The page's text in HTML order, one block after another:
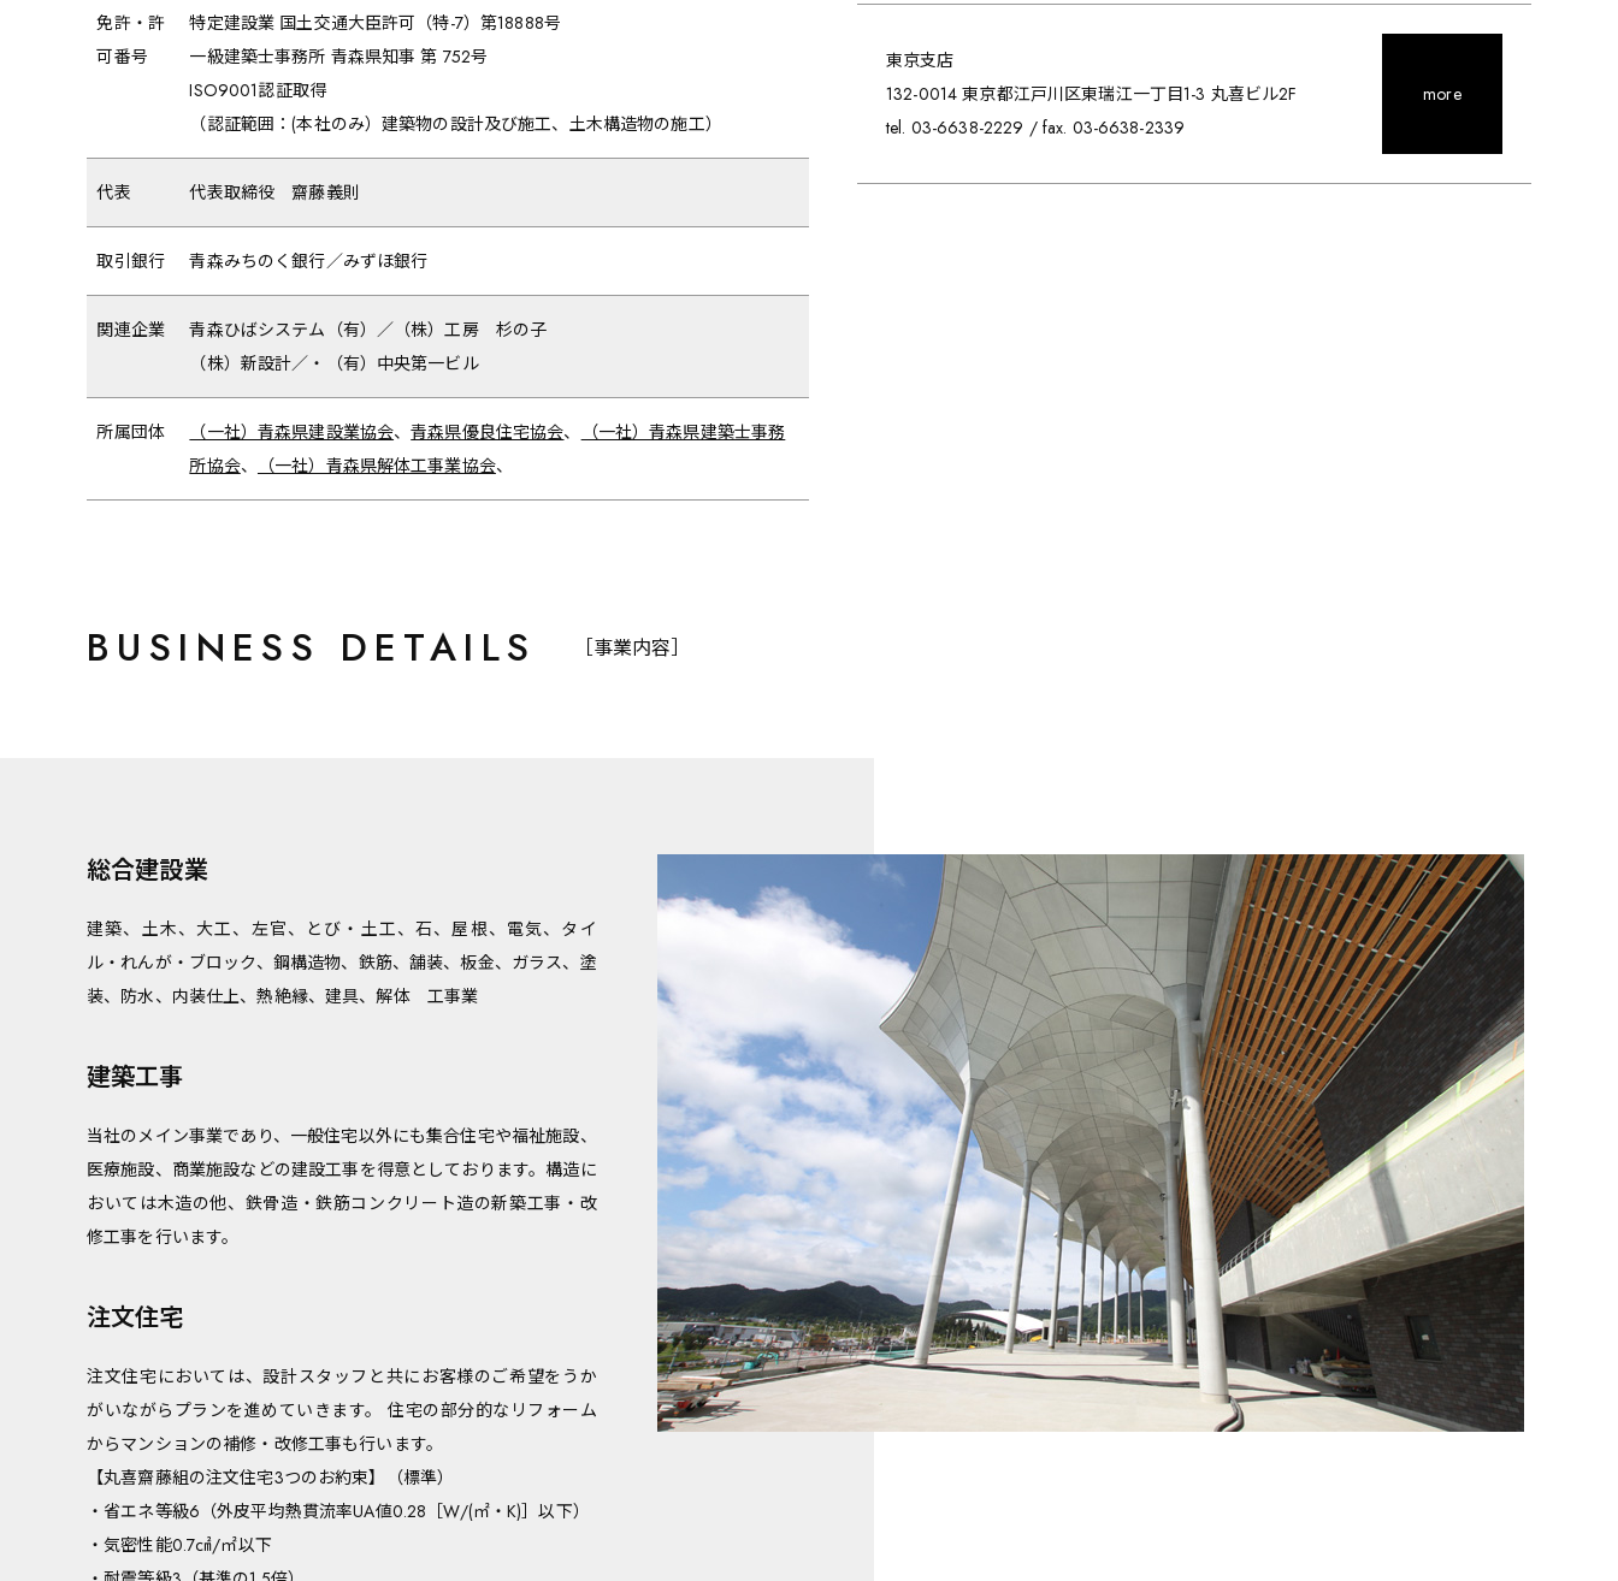
免許・許
可番号
特定建設業 国土交通大臣許可（特-7）第18888号
一級建築士事務所 青森県知事 第 752号
ISO9001認証取得
（認証範囲：(本社のみ）建築物の設計及び施工、土木構造物の施工）
代表 代表取締役 齋藤義則
取引銀行 青森みちのく銀行／みずほ銀行
関連企業
青森ひばシステム（有）／（株）工房 杉の子
（株）新設計／・（有）中央第一ビル
所属団体 （一社）青森県建設業協会、青森県優良住宅協会、
（一社）青森県建築士事務
所協会、 （一社）青森県解体工事業協会、
東京支店
132-0014 東京都江戸川区東瑞江一丁目1-3 丸喜ビル2F
tel. 03-6638-2229 / fax. 03-6638-2339
more
BUSINESS DETAILS ［事業内容］
総合建設業
建築、土木、大工、左官、とび・土工、石、屋根、電気、タイ
ル・れんが・ブロック、鋼構造物、鉄筋、舗装、板金、ガラス、塗
装、防水、内装仕上、熱絶縁、建具、解体 工事業
建築工事
当社のメイン事業であり、一般住宅以外にも集合住宅や福祉施設、
医療施設、商業施設などの建設工事を得意としております。構造に
おいては木造の他、鉄骨造・鉄筋コンクリート造の新築工事・改
修工事を行います。
注文住宅
注文住宅においては、設計スタッフと共にお客様のご希望をうか
がいながらプランを進めていきます。 住宅の部分的なリフォーム
からマンションの補修・改修工事も行います。
【丸喜齋藤組の注文住宅3つのお約束】（標準）
・省エネ等級6（外皮平均熱貫流率UA値0.28［W/(㎡・K)］以下）
・気密性能0.7㎠/㎡以下